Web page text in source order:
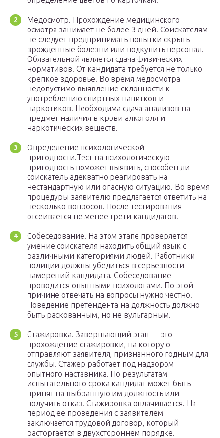
Медосмотр. Прохождение медицинского
осмотра занимает не более 3 дней. Соискателям
не следует предпринимать попытки скрыть
врожденные болезни или подкупить персонал.
Обязательной является сдача физических
нормативов. От кандидата требуется не только
крепкое здоровье. Во время медосмотра
недопустимо выявление склонности к
употреблению спиртных напитков и
наркотиков. Необходима сдача анализов на
предмет наличия в крови алкоголя и
наркотических веществ.
Определение психологической
пригодности.Тест на психологическую
пригодность поможет выявить, способен ли
соискатель адекватно реагировать на
нестандартную или опасную ситуацию. Во время
процедуры заявителю предлагается ответить на
несколько вопросов. После тестирования
отсеивается не менее трети кандидатов.
Собеседование. На этом этапе проверяется
умение соискателя находить общий язык с
различными категориями людей. Работники
полиции должны убедиться в серьезности
намерений кандидата. Собеседование
проводится опытными психологами. По этой
причине отвечать на вопросы нужно честно.
Поведение претендента на должность должно
быть раскованным, но не вульгарным.
Стажировка. Завершающий этап — это
прохождение стажировки, на которую
отправляют заявителя, признанного годным для
службы. Стажер работает под надзором
опытного наставника. По результатам
испытательного срока кандидат может быть
принят на выбранную им должность или
получить отказ. Стажировка оплачивается. На
период ее проведения с заявителем
заключается трудовой договор, который
расторгается в двухстороннем порядке.